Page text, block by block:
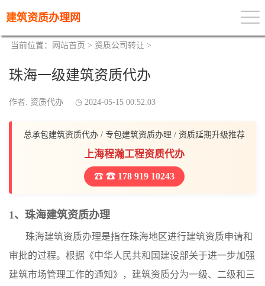
建筑资质办理网
当前位置： 网站首页 > 资质公司转让 >
珠海一级建筑资质代办
作者: 资质代办 2024-05-15 00:52:03
总承包建筑资质代办 / 专包建筑资质办理 / 资质延期升级推荐
上海程瀚工程资质代办
☎ 178 919 10243
1、珠海建筑资质办理
珠海建筑资质办理是指在珠海地区进行建筑资质申请和
审批的过程。根据《中华人民共和国建设部关于进一步加强
建筑市场管理工作的通知》，建筑资质分为一级、二级和三